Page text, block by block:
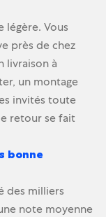
légère. Vous
près de chez
livraison à
un montage
invités toute
retour se fait
bonne
des milliers
note moyenne